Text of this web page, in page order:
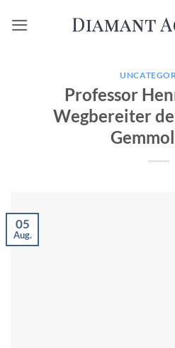
Inhalt
Professor
Wegbereiter
05
Aug.